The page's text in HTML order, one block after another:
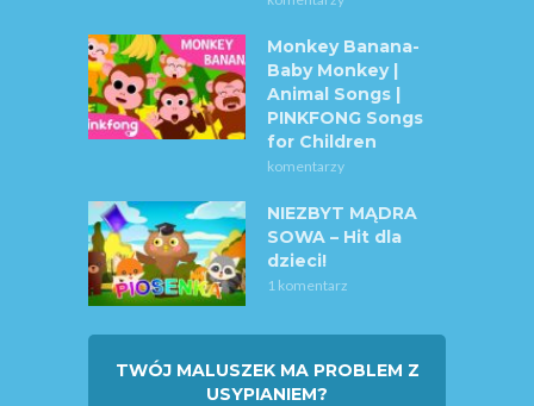
Monkey Banana-
Baby Monkey |
Animal Songs |
PINKFONG Songs
for Children
komentarzy
NIEZBYT MĄDRA
SOWA – Hit dla
dzieci!
1 komentarz
TWÓJ MALUSZEK MA PROBLEM Z
USYPIANIEM?